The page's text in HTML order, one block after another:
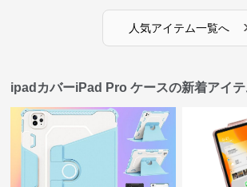
人気アイテム一覧へ
ipadカバーiPad Pro ケースの新着アイテ